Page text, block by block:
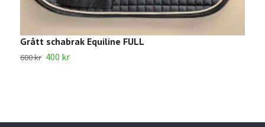
Grått schabrak Equiline FULL
600 kr 400 kr